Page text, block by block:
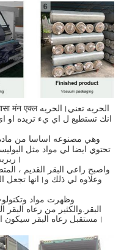
انك تستطيع ل اي يء تريده او
تحتوي ايضا لي مواد مثل
لك انها اده ما تكون ريه (2/1 ، 3/1) और ريريه।
واصبح راعي البقر القديم ،
وظهرت مواد
البقر.والكثير من رعاه
نطاق واسع।वानस्तिद एकन مستقبل رعاه البقر سيكون اكثر تنوعا واملا।